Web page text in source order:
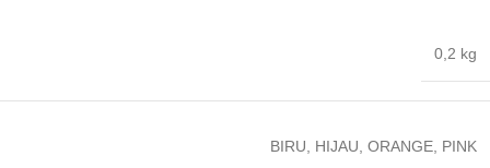
0,2 kg
BIRU HIJAU ORANGE PINK